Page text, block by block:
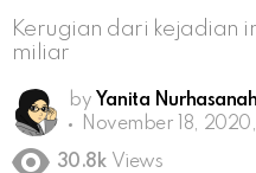
Kerugian dari kejadian
miliar
by Yanita Nurhasanah
November 18,
30.8k Views